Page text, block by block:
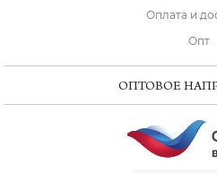
Оплата и
Опт
ОПТОВОЕ